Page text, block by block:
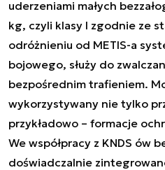
uderzeniami małych
kg, czyli klasy I zgodnie ze
odróżnieniu od METIS-a
bojowego, służy do
bezpośrednim trafieniem.
wykorzystywany nie tylko
przykładowo – formacje
We współpracy z KNDS ów
doświadczalnie